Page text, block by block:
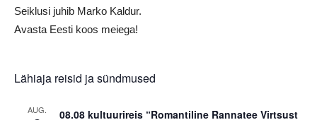
Seiklusi juhib Marko Kaldur.
Avasta Eesti koos meiega!
Lähiaja reisid ja sündmused
AUG.
08.08 kultuurireis “Romantiline Rannatee Virtsust